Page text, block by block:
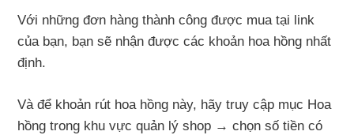
Với những đơn hàng thành công được mua tại link
của bạn, bạn sẽ nhận được các khoản hoa hồng nhất
định.
Và để khoản rút hoa hồng này, hãy truy cập mục Hoa
hồng trong khu vực quản lý shop → chọn số tiền có